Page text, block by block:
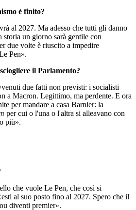
è finito?
al 2027. Ma adesso che tutti gli danno
storia un giorno sarà gentile con
due volte è riuscito a impedire
Pen».
il Parlamento?
due fatti non previsti: i socialisti
a Macron. Legittimo, ma perdente. E ora
per mandare a casa Barnier: la
per cui o l'una o l'altra si alleavano con
più».
che vuole Le Pen, che così si
al suo posto fino al 2027. Spero che il
diventi premier».